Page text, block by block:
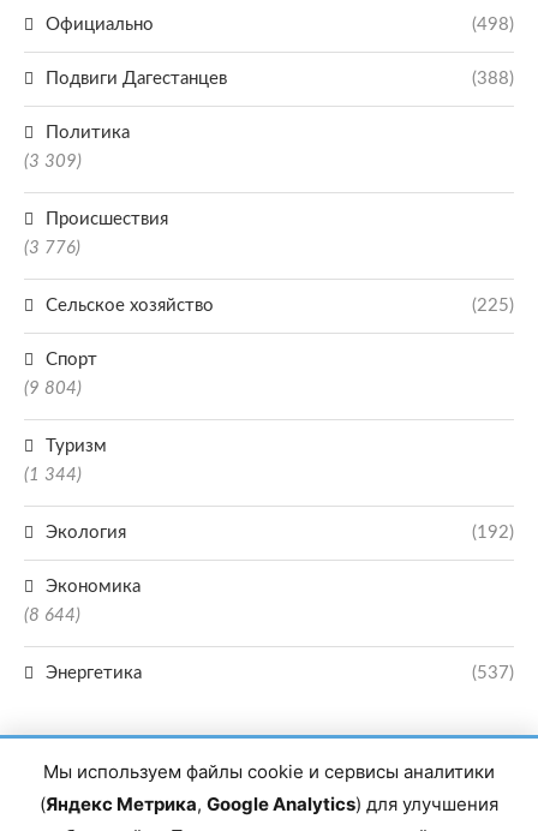
Официально (498)
Подвиги Дагестанцев (388)
Политика
(3 309)
Происшествия
(3 776)
Сельское хозяйство (225)
Спорт
(9 804)
Туризм
(1 344)
Экология (192)
Экономика
(8 644)
Энергетика (537)
Мы используем файлы cookie и сервисы аналитики
(Яндекс Метрика, Google Analytics) для улучшения